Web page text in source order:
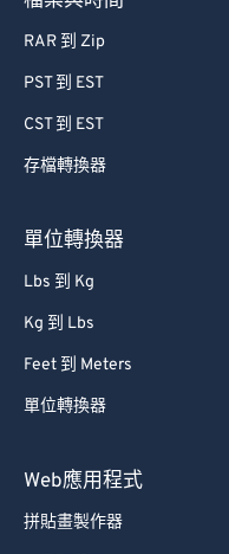
RAR 到 Zip
PST 到 EST
CST 到 EST
存檔轉換器
單位轉換器
Lbs 到 Kg
Kg 到 Lbs
Feet 到 Meters
單位轉換器
Web應用程式
拼貼畫製作器